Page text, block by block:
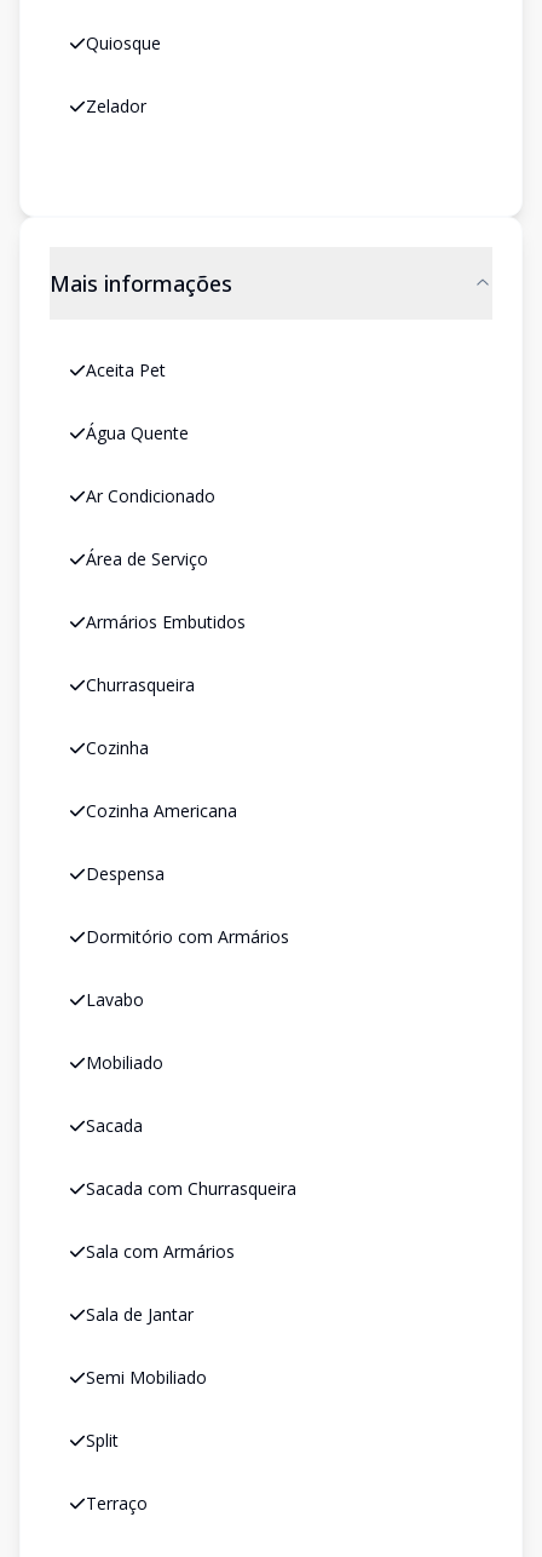
Quiosque
Zelador
Mais informações
Aceita Pet
Água Quente
Ar Condicionado
Área de Serviço
Armários Embutidos
Churrasqueira
Cozinha
Cozinha Americana
Despensa
Dormitório com Armários
Lavabo
Mobiliado
Sacada
Sacada com Churrasqueira
Sala com Armários
Sala de Jantar
Semi Mobiliado
Split
Terraço